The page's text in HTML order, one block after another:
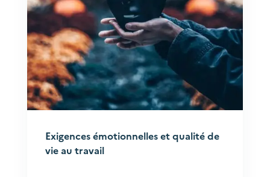
Exigences émotionnelles et qualité de
vie au travail